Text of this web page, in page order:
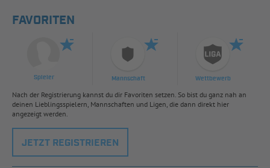
FAVORITEN
Spieler Mannschaft Wettbewerb
Nach der Registrierung kannst du dir Favoriten setzen. So bist du ganz nah an
deinen Lieblingsspielern, Mannschaften und Ligen, die dann direkt hier
angezeigt werden.
JETZT REGISTRIEREN